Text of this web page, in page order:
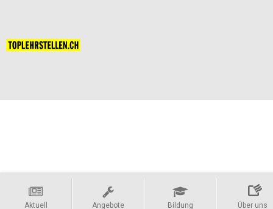
Aktuell Angebote Bildung Über uns